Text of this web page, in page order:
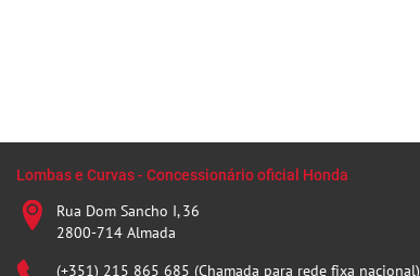
Lombas e Curvas - Concessionário oficial Honda
Rua Dom Sancho I, 36
2800-714 Almada
(+351) 215 865 685 (Chamada para rede fixa nacional)